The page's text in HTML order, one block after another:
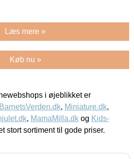
Læs mere »
Køb nu »
i øjeblikket er
BarnetsVerden.dk, Miniature.dk,
, MamaMilla.dk og Kids-
stort sortiment til gode priser.